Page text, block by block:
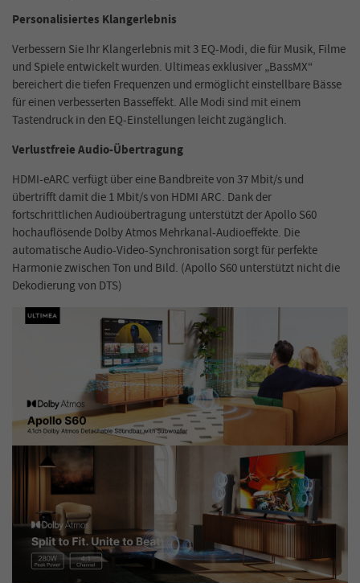
Personalisiertes Klangerlebnis
Verbessern Sie Ihr Klangerlebnis mit 3 EQ-Modi, die für Musik, Filme
und Spiele entwickelt wurden. Ultimeas exklusiver „BassMX“
bereichert die tiefen Frequenzen und ermöglicht einstellbare Bässe
für einen verbesserten Basseffekt. Alle Modi sind mit einem
Tastendruck in den EQ-Einstellungen leicht zugänglich.
Verlustfreie Audio-Übertragung
HDMI-eARC verfügt über eine Bandbreite von 37 Mbit/s und
übertrifft damit die 1 Mbit/s von HDMI ARC. Dank der
fortschrittlichen Audioübertragung unterstützt der Apollo S60
hochauflösende Dolby Atmos Mehrkanal-Audioeffekte. Die
automatische Audio-Video-Synchronisation sorgt für perfekte
Harmonie zwischen Ton und Bild. (Apollo S60 unterstützt nicht die
Dekodierung von DTS)